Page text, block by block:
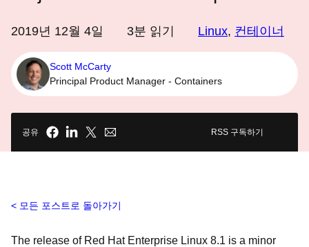
2019년 12월 4일 3분 읽기 Linux, 컨테이너
Scott McCarty
Principal Product Manager - Containers
공유 RSS 구독하기
모든 포스트로 돌아가기
The release of Red Hat Enterprise Linux 8.1 is a minor